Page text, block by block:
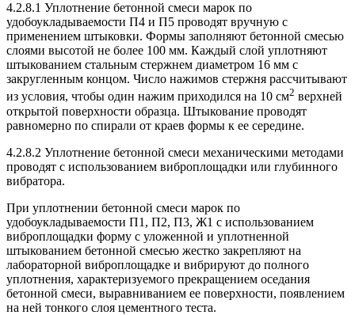
4.2.8.1 Уплотнение бетонной смеси марок по
удобоукладываемости П4 и П5 проводят вручную с
применением штыковки. Формы заполняют бетонной смесью
слоями высотой не более 100 мм. Каждый слой уплотняют
штыкованием стальным стержнем диаметром 16 мм с
закругленным концом. Число нажимов стержня рассчитывают
из условия, чтобы один нажим приходился на 10 см2 верхней
открытой поверхности образца. Штыкование проводят
равномерно по спирали от краев формы к ее середине.
4.2.8.2 Уплотнение бетонной смеси механическими методами
проводят с использованием виброплощадки или глубинного
вибратора.
При уплотнении бетонной смеси марок по
удобоукладываемости П1, П2, П3, Ж1 с использованием
виброплощадки форму с уложенной и уплотненной
штыкованием бетонной смесью жестко закрепляют на
лабораторной виброплощадке и вибрируют до полного
уплотнения, характеризуемого прекращением оседания
бетонной смеси, выравниванием ее поверхности, появлением
на ней тонкого слоя цементного теста.